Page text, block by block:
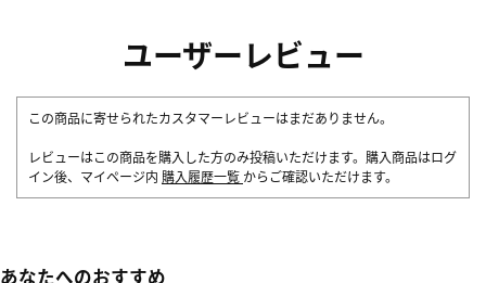
ユーザーレビュー
この商品に寄せられたカスタマーレビューはまだありません。
レビューはこの商品を購入した方のみ投稿いただけます。購入商品はログ
イン後、マイページ内 購入履歴一覧 からご確認いただけます。
あなたへのおすすめ